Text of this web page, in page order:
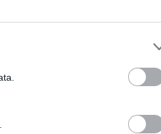
van
Blair